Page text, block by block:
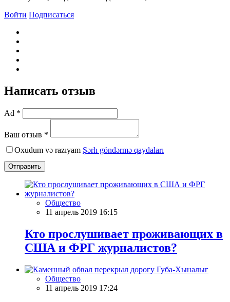
Войти Подписаться
Написать отзыв
Ad *
Ваш отзыв *
Oxudum və razıyam Şərh göndərmə qaydaları
Отправить
Общество
11 апрель 2019 16:15
Кто прослушивает проживающих в
США и ФРГ журналистов?
Общество
11 апрель 2019 17:24